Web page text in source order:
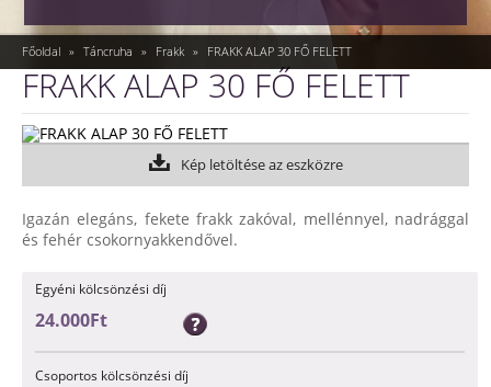
Főoldal » Táncruha » Frakk » FRAKK ALAP 30 FŐ FELETT
FRAKK ALAP 30 FŐ FELETT
Kép letöltése az eszközre
Igazán elegáns, fekete frakk zakóval, mellénnyel, nadrággal
és fehér csokornyakkendővel.
Egyéni kölcsönzési díj
24.000Ft
Csoportos kölcsönzési díj